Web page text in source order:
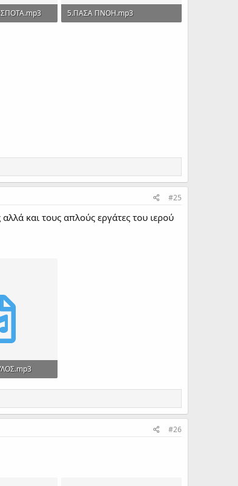
5.ΠΑΣΑ ΠΝΟΗ.mp3
#25
και τους απλούς εργάτες του ιερού
#26